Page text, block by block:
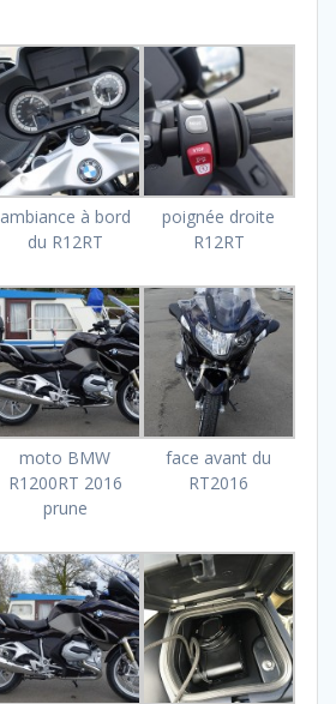
ambiance à bord
du R12RT
poignée droite
R12RT
moto BMW
R1200RT 2016
prune
face avant du
RT2016